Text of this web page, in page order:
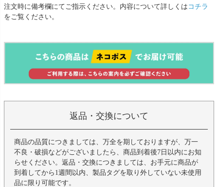
注文時に備考欄にてご指示ください。内容について詳しくは コチラ
をご覧ください。
返品・交換について
商品の品質につきましては、万全を期しておりますが、万一
不良・破損などがございましたら、商品到着後7日以内にお知
らせください。返品・交換につきましては、お手元に商品が
到着してから1週間以内、製品タグを取り外していない未使用
品に限り可能です。